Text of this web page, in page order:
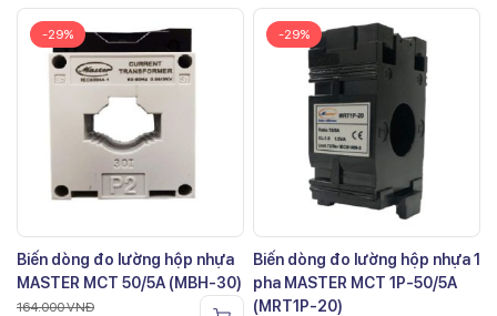
-29%
Biến dòng đo lường hộp nhựa
MASTER MCT 50/5A (MBH-30)
164.000VNĐ
-29%
Biến dòng đo lường hộp nhựa 1
pha MASTER MCT 1P-50/5A
(MRT1P-20)